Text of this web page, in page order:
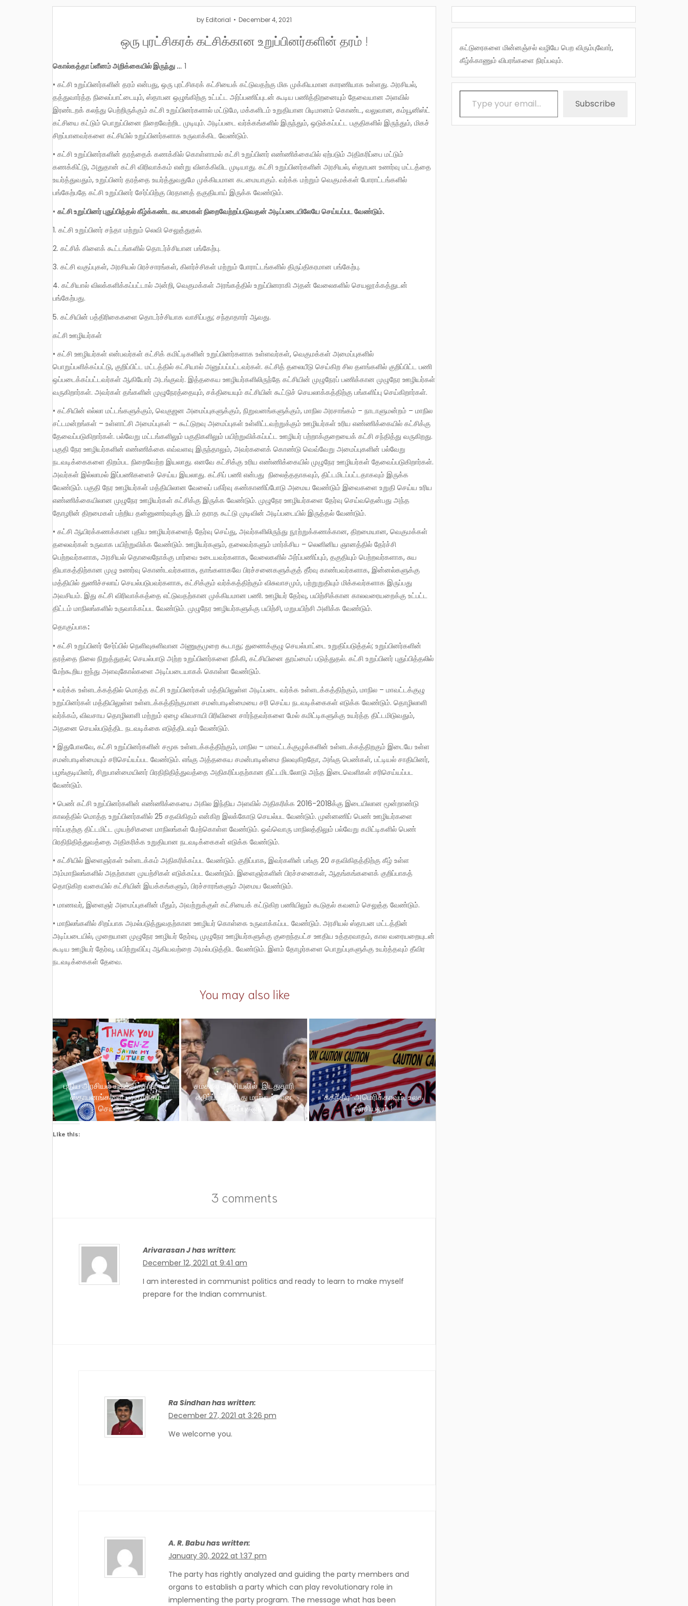
by Editorial December 4, 2021
ஒரு புரட்சிகரக் கட்சிக்கான உறுப்பினர்களின் தரம் !
கொல்கத்தா ப்ளீனம் அறிக்கையில் இருந்து ... 1
• கட்சி உறுப்பினர்களின் தரம் என்பது, ஒரு புரட்சிகரக் கட்சியைக் கட்டுவதற்கு மிக முக்கியமான காரணியாக உள்ளது. அரசியல்,
தத்துவார்த்த நிலைப்பாட்டையும், ஸ்தாபன ஒழுங்கிற்கு உட்பட்ட அர்ப்பணிப்புடன் கூடிய பணித்திறனையும் தேவையான அளவில்
இரண்டறக் கலந்து பெற்றிருக்கும் கட்சி உறுப்பினர்களால் மட்டுமே, மக்களிடம் உறுதியான பிடிமானம் கொண்ட, வலுவான, கம்யூனிஸ்ட்
கட்சியை கட்டும் பொறுப்பினை நிறைவேற்றிட முடியும். அடிப்படை வர்க்கங்களில் இருந்தும், ஒடுக்கப்பட்ட பகுதிகளில் இருந்தும், மிகச்
சிறப்பானவர்களை கட்சியில் உறுப்பினர்களாக உருவாக்கிட வேண்டும்.
• கட்சி உறுப்பினர்களின் தரத்தைக் கணக்கில் கொள்ளாமல் கட்சி உறுப்பினர் எண்ணிக்கையில் ஏற்படும் அதிகரிப்பை மட்டும்
கணக்கிட்டு, அதுதான் கட்சி விரிவாக்கம் என்று விளக்கிவிட முடியாது. கட்சி உறுப்பினர்களின் அரசியல், ஸ்தாபன உணர்வு மட்டத்தை
உயர்த்துவதும், உறுப்பினர் தரத்தை உயர்த்துவதுமே முக்கியமான கடமையாகும். வர்க்க மற்றும் வெகுமக்கள் போராட்டங்களில்
பங்கேற்பதே கட்சி உறுப்பினர் சேர்ப்பிற்கு பிரதானத் தகுதியாய் இருக்க வேண்டும்.
•
கட்சி உறுப்பினர் புதுப்பித்தல் கீழ்க்கண்ட கடமைகள் நிறைவேற்றப்படுவதன் அடிப்படையிலேயே செய்யப்பட வேண்டும்.
1. கட்சி உறுப்பினர் சந்தா மற்றும் லெவி செலுத்துதல்.
2. கட்சிக் கிளைக் கூட்டங்களில் தொடர்ச்சியான பங்கேற்பு.
3. கட்சி வகுப்புகள், அரசியல் பிரச்சாரங்கள், கிளர்ச்சிகள் மற்றும் போராட்டங்களில் திருப்திகரமான பங்கேற்பு.
4. கட்சியால் விலக்களிக்கப்பட்டால் அன்றி, வெகுமக்கள் அரங்கத்தில் உறுப்பினராகி அதன் வேலைகளில் செயலூக்கத்துடன்
பங்கேற்பது.
5. கட்சியின் பத்திரிகைகளை தொடர்ச்சியாக வாசிப்பது; சந்தாதாரர் ஆவது.
கட்சிஊழியர்கள்
• கட்சி ஊழியர்கள் என்பவர்கள் கட்சிக் கமிட்டிகளின் உறுப்பினர்களாக உள்ளவர்கள், வெகுமக்கள் அமைப்புகளில்
பொறுப்பளிக்கப்பட்டு, குறிப்பிட்ட மட்டத்தில் கட்சியால் அனுப்பப்பட்டவர்கள். கட்சித் தலையீடு செய்கிற சில தளங்களில் குறிப்பிட்ட பணி
ஒப்படைக்கப்பட்டவர்கள் ஆகியோர் அடங்குவர். இத்தகைய ஊழியர்களிலிருந்தே கட்சியின் முழுநேரப் பணிக்கான முழுநேர ஊழியர்கள்
வருகிறார்கள். அவர்கள் தங்களின் முழுநேரத்தையும், சக்தியையும் கட்சியின் கூட்டுச் செயலாக்கத்திற்கு பங்களிப்பு செய்கிறார்கள்.
• கட்சியின் எல்லா மட்டங்களுக்கும், வெகுஜன அமைப்புகளுக்கும், நிறுவனங்களுக்கும், மாநில அரசாங்கம் – நாடாளுமன்றம் – மாநில
சட்டமன்றங்கள் – உள்ளாட்சி அமைப்புகள் – கூட்டுறவு அமைப்புகள் உள்ளிட்டவற்றுக்கும் ஊழியர்கள் உரிய எண்ணிக்கையில் கட்சிக்கு
தேவைப்படுகிறார்கள். பல்வேறு மட்டங்களிலும் பகுதிகளிலும் பயிற்றுவிக்கப்பட்ட ஊழியர் பற்றாக்குறையைக் கட்சி சந்தித்து வருகிறது.
பகுதி நேர ஊழியர்களின் எண்ணிக்கை எவ்வளவு இருந்தாலும், அவர்களைக் கொண்டு வெவ்வேறு அமைப்புகளின் பல்வேறு
நடவடிக்கைகளை திறம்பட நிறைவேற்ற இயலாது. எனவே கட்சிக்கு உரிய எண்ணிக்கையில் முழுநேர ஊழியர்கள் தேவைப்படுகிறார்கள்.
அவர்கள் இல்லாமல் இப்பணிகளைச் செய்ய இயலாது. கட்சிப் பணி என்பது நிலைத்ததாகவும், திட்டமிடப்பட்டதாகவும் இருக்க
வேண்டும். பகுதி நேர ஊழியர்கள் மத்தியிலான வேலைப் பகிர்வு கண்காணிப்போடு அமைய வேண்டும் இவைகளை உறுதி செய்ய உரிய
எண்ணிக்கையிலான முழுநேர ஊழியர்கள் கட்சிக்கு இருக்க வேண்டும். முழுநேர ஊழியர்களை தேர்வு செய்வதென்பது அந்த
தோழரின் திறமைகள் பற்றிய தன்னுணர்வுக்கு இடம் தராத கூட்டு முடிவின் அடிப்படையில் இருத்தல் வேண்டும்.
• கட்சி ஆயிரக்கணக்கான புதிய ஊழியர்களைத் தேர்வு செய்து, அவர்களிலிருந்து நூற்றுக்கணக்கான, திறமையான, வெகுமக்கள்
தலைவர்கள் உருவாக பயிற்றுவிக்க வேண்டும். ஊழியர்களும், தலைவர்களும் மார்க்சிய – லெனினிய ஞானத்தில் தேர்ச்சி
பெற்றவர்களாக, அரசியல் தொலைநோக்கு பார்வை உடையவர்களாக, வேலைகளில் அர்ப்பணிப்பும், தகுதியும் பெற்றவர்களாக, சுய
தியாகத்திற்கான முழு உணர்வு கொண்டவர்களாக, தாங்களாகவே பிரச்சனைகளுக்குத் தீர்வு காண்பவர்களாக, இன்னல்களுக்கு
மத்தியில் துணிச்சலாய் செயல்படுபவர்களாக, கட்சிக்கும் வர்க்கத்திற்கும் விசுவாசமும், பற்றுறுதியும் மிக்கவர்களாக இருப்பது
அவசியம். இது கட்சி விரிவாக்கத்தை எட்டுவதற்கான முக்கியமான பணி. ஊழியர் தேர்வு, பயிற்சிக்கான காலவரையறைக்கு உட்பட்ட
திட்டம் மாநிலங்களில் உருவாக்கப்பட வேண்டும். முழுநேர ஊழியர்களுக்கு பயிற்சி, மறுபயிற்சி அளிக்க வேண்டும்.
தொகுப்பாக:
• கட்சி உறுப்பினர் சேர்ப்பில் நெளிவுசுளிவான அணுகுமுறை கூடாது; துணைக்குழு செயல்பாட்டை உறுதிப்படுத்தல்; உறுப்பினர்களின்
தரத்தை நிலை நிறுத்துதல்; செயல்பாடு அற்ற உறுப்பினர்களை நீக்கி, கட்சியினை தூய்மைப் படுத்துதல். கட்சி உறுப்பினர் புதுப்பித்தலில்
மேற்கூறிய ஐந்து அளவுகோல்களை அடிப்படையாகக் கொள்ள வேண்டும்.
• வர்க்க உள்ளடக்கத்தில் மொத்த கட்சி உறுப்பினர்கள் மத்தியிலுள்ள அடிப்படை வர்க்க உள்ளடக்கத்திற்கும், மாநில – மாவட்டக்குழு
உறுப்பினர்கள் மத்தியிலுள்ள உள்ளடக்கத்திற்குமான சமன்பாடின்மையை சரி செய்ய நடவடிக்கைகள் எடுக்க வேண்டும். தொழிலாளி
வர்க்கம், விவசாய தொழிலாளி மற்றும் ஏழை விவசாயி பிரிவினை சார்ந்தவர்களை மேல் கமிட்டிகளுக்கு உயர்த்த திட்டமிடுவதும்,
அதனை செயல்படுத்திட நடவடிக்கை எடுத்திடவும் வேண்டும்.
• இதுபோலவே, கட்சி உறுப்பினர்களின் சமூக உள்ளடக்கத்திற்கும், மாநில – மாவட்டக்குழுக்களின் உள்ளடக்கத்திறகும் இடையே உள்ள
சமன்பாடின்மையும் சரிசெய்யப்பட வேண்டும். எங்கு அத்தகைய சமன்பாடின்மை நிலவுகிறதோ, அங்கு பெண்கள், பட்டியல் சாதியினர்,
பழங்குடியினர், சிறுபான்மையினர் பிரதிநிதித்துவத்தை அதிகரிப்பதற்கான திட்டமிடலோடு அந்த இடைவெளிகள் சரிசெய்யப்பட
வேண்டும்.
• பெண் கட்சி உறுப்பினர்களின் எண்ணிக்கையை அகில இந்திய அளவில் அதிகரிக்க 2016-2018க்கு இடையிலான மூன்றாண்டு
காலத்தில் மொத்த உறுப்பினர்களில் 25 சதவிகிதம் என்கிற இலக்கோடு செயல்பட வேண்டும். முன்னணிப் பெண் ஊழியர்களை
ஈர்ப்பதற்கு திட்டமிட்ட முயற்சிகளை மாநிலங்கள் மேற்கொள்ள வேண்டும். ஒவ்வொரு மாநிலத்திலும் பல்வேறு கமிட்டிகளில் பெண்
பிரதிநிதித்துவத்தை அதிகரிக்க உறுதியான நடவடிக்கைகள் எடுக்க வேண்டும்.
• கட்சியில் இளைஞர்கள் உள்ளடக்கம் அதிகரிக்கப்பட வேண்டும். குறிப்பாக, இவர்களின் பங்கு 20 சதவிகிதத்திற்கு கீழ் உள்ள
அம்மாநிலங்களில் அதற்கான முயற்சிகள் எடுக்கப்பட வேண்டும். இளைஞர்களின் பிரச்சனைகள், ஆதங்கங்களைக் குறிப்பாகத்
தொடுகிற வகையில் கட்சியின் இயக்கங்களும், பிரச்சாரங்களும் அமைய வேண்டும்.
• மாணவர், இளைஞர் அமைப்புகளின் மீதும், அவற்றுக்குள் கட்சியைக் கட்டுகிற பணியிலும் கூடுதல் கவனம் செலுத்த வேண்டும்.
• மாநிலங்களில் சிறப்பாக அமல்படுத்துவதற்கான ஊழியர் கொள்கை உருவாக்கப்பட வேண்டும். அரசியல் ஸ்தாபன மட்டத்தின்
அடிப்படையில், முறையான முழுநேர ஊழியர் தேர்வு, முழுநேர ஊழியர்களுக்கு குறைந்தபட்ச ஊதிய உத்தரவாதம், கால வரையறையுடன்
கூடிய ஊழியர் தேர்வு, பயிற்றுவிப்பு ஆகியவற்றை அமல்படுத்திட வேண்டும். இளம் தோழர்களை பொறுப்புகளுக்கு உயர்த்தவும் தீவிர
நடவடிக்கைகள் தேவை.
You may also like
புதிய அரசியல் யுகத்திற்காக நம்
ஸ்தாபனங்களை புத்தாக்கம்
செய்வோம்
சமகால அரசியலில் இடதுசாரி
எதிர்ப்பும், இடது மாற்றுக்கான
வாய்ப்புகளும்
‘சுதந்திர’ அமெரிக்காவும், உலக
அரசியலும் !
Like this:
3 comments
Arivarasan J has written:
December 12, 2021 at 9:41 am
I am interested in communist politics and ready to learn to make myself
prepare for the Indian communist.
Ra Sindhan has written:
December 27, 2021 at 3:26 pm
We welcome you.
A. R. Babu has written:
January 30, 2022 at 1:37 pm
The party has rightly analyzed and guiding the party members and
organs to establish a party which can play revolutionary role in
implementing the party program. The message what has been
கட்டுரைகளை மின்னஞ்சல் வழியே பெற விரும்புவோர்,
கீழ்க்காணும் விபரங்களை நிரப்பவும்.
Type your email…
Subscribe